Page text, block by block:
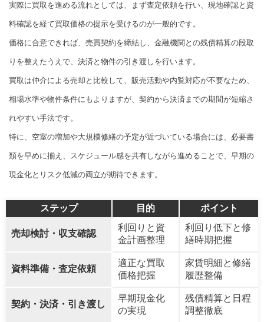
実際に買取を進める流れとしては、まず査定依頼を行い、現地確認と資
料確認を経て買取価格の提示を受けるのが一般的です。
価格に合意できれば、売買契約を締結し、金融機関との残債精算の段取
りを整えたうえで、決済と物件の引き渡しを行います。
買取は仲介による売却と比較して、販売活動や内覧対応が不要なため、
相場水準や物件条件にもよりますが、契約から決済までの期間が短縮さ
れやすい手法です。
特に、空室の増加や大規模修繕の予定が近づいている場合には、必要書
類を早めに揃え、スケジュール感を共有しながら進めることで、早期の
現金化とリスク低減の両立が期待できます。
ステップ 目的 ポイント
売却検討・収支確認
利回りと資
金計画整理
利回り低下と修
繕時期把握
資料準備・査定依頼
適正な買取
価格把握
家賃明細と修繕
履歴整備
契約・決済・引き渡し
早期現金化
の実現
残債精算と日程
調整徹底